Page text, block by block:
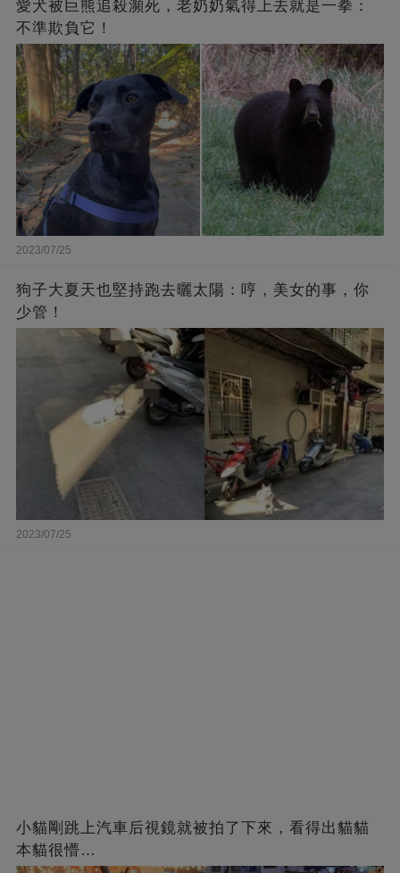
愛犬被巨熊追殺瀕死，老奶奶氣得上去就是一拳：
不準欺負它！
2023/07/25
狗子大夏天也堅持跑去曬太陽：哼，美女的事，你
少管！
2023/07/25
小貓剛跳上汽車后視鏡就被拍了下來，看得出貓貓
本貓很懵…